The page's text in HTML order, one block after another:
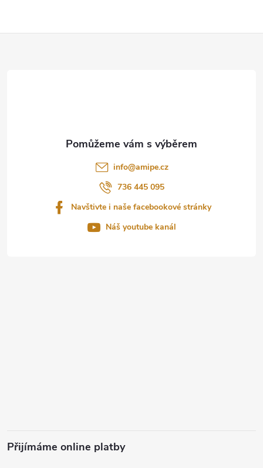
info@amipe.cz
736 445 095
Navštivte i naše facebookové stránky
Náš youtube kanál
Přijímáme online platby